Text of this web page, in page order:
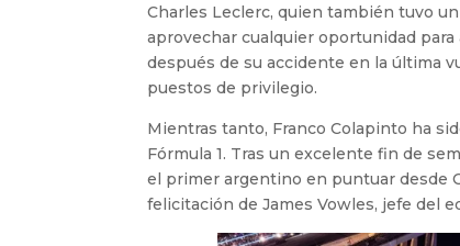
Charles Leclerc, quien también tuvo
aprovechar cualquier oportunidad para
después de su accidente en la última
puestos de privilegio.
Mientras tanto, Franco Colapinto ha
Fórmula 1. Tras un excelente fin de
el primer argentino en puntuar desde
felicitación de James Vowles, jefe del